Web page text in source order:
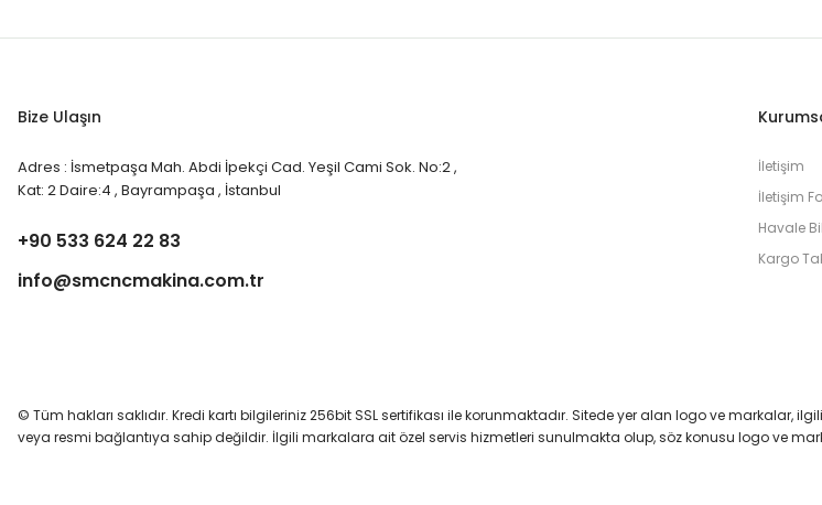
Bize Ulaşın
Adres : İsmetpaşa Mah. Abdi İpekçi Cad. Yeşil Cami Sok. No:2 ,
Kat: 2 Daire:4 , Bayrampaşa , İstanbul
+90 533 624 22 83
info@smcncmakina.com.tr
İletişim
İletişim
Havale
Kargo
© Tüm hakları saklıdır. Kredi kartı bilgileriniz 256bit SSL sertifikası ile korunmaktadır. Sitede yer alan logo ve markalar,
veya resmi bağlantıya sahip değildir. İlgili markalara ait özel servis hizmetleri sunulmakta olup, söz konusu logo ve